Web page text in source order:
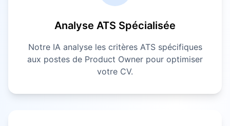
Analyse ATS Spécialisée
Notre IA analyse les critères ATS spécifiques
aux postes de Product Owner pour optimiser
votre CV.